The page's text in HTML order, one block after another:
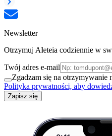
Newsletter
Otrzymuj Aleteia codziennie w
Twój adres e-mail
Zgadzam się na otrzymywanie
Polityka prywatności, aby
Zapisz się